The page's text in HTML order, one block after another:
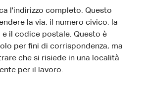
l'indirizzo completo. Questo
la via, il numero civico, la
il codice postale. Questo è
per fini di corrispondenza, ma
che si risiede in una località
per il lavoro.